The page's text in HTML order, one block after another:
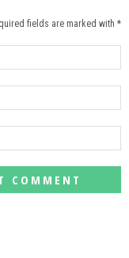
fields are marked with *